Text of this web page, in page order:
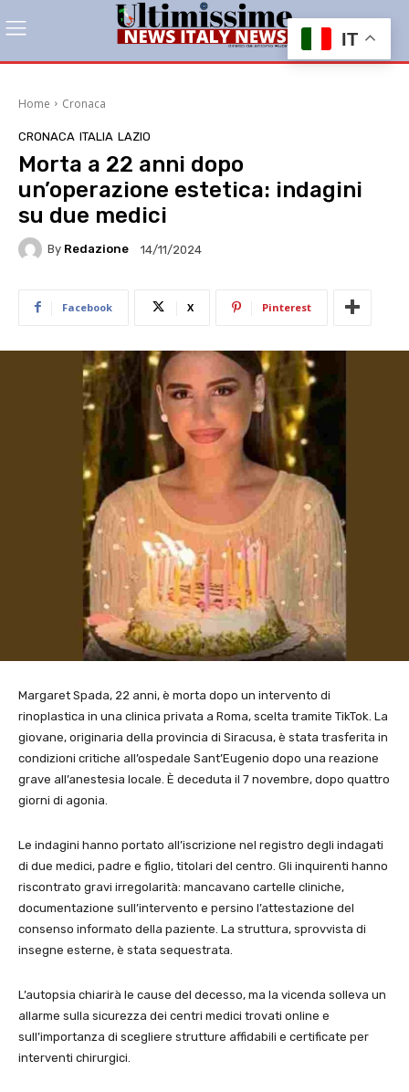
Home Cronaca
CRONACA ITALIA LAZIO
Morta a 22 anni dopo
un’operazione estetica: indagini
su due medici
By Redazione 14/11/2024
Facebook X Pinterest
Margaret Spada, 22 anni, è morta dopo un intervento di
rinoplastica in una clinica privata a Roma, scelta tramite TikTok. La
giovane, originaria della provincia di Siracusa, è stata trasferita in
condizioni critiche all’ospedale Sant’Eugenio dopo una reazione
grave all’anestesia locale. È deceduta il 7 novembre, dopo quattro
giorni di agonia.
Le indagini hanno portato all’iscrizione nel registro degli indagati
di due medici, padre e figlio, titolari del centro. Gli inquirenti hanno
riscontrato gravi irregolarità: mancavano cartelle cliniche,
documentazione sull’intervento e persino l’attestazione del
consenso informato della paziente. La struttura, sprovvista di
insegne esterne, è stata sequestrata.
L’autopsia chiarirà le cause del decesso, ma la vicenda solleva un
allarme sulla sicurezza dei centri medici trovati online e
sull’importanza di scegliere strutture affidabili e certificate per
interventi chirurgici.
IT